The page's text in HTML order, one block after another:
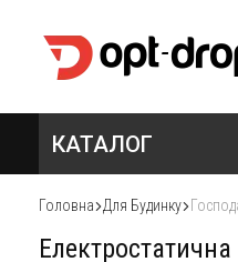
КАТАЛОГ
Головна Для Будинку